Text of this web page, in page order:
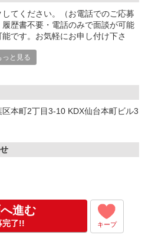
してください。（お電話でのご応募
歴書不要・電話のみで面談が可能
です。お気軽にお申し付け下さ
っと見る
区本町2丁目3-10 KDX仙台本町ビル3
進む
完了!! キープ